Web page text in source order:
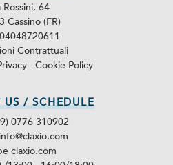
Rossini, 64
Cassino (FR)
Contrattuali
- Cookie Policy
/ SCHEDULE
0776 310902
claxio.com